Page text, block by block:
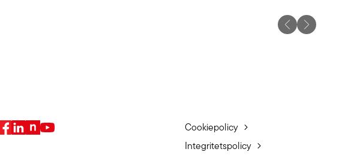
Cookiepolicy
Integritetspolicy